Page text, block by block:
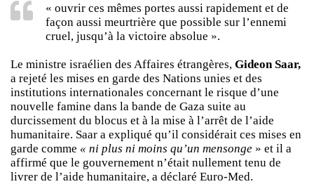
« ouvrir ces mêmes portes aussi rapidement et de
façon aussi meurtrière que possible sur l’ennemi
cruel, jusqu’à la victoire absolue ».
Le ministre israélien des Affaires étrangères, Gideon Saar,
a rejeté les mises en garde des Nations unies et des
institutions internationales concernant le risque d’une
nouvelle famine dans la bande de Gaza suite au
durcissement du blocus et à la mise à l’arrêt de l’aide
humanitaire. Saar a expliqué qu’il considérait ces mises en
garde comme « ni plus ni moins qu’un mensonge » et il a
affirmé que le gouvernement n’était nullement tenu de
livrer de l’aide humanitaire, a déclaré Euro-Med.